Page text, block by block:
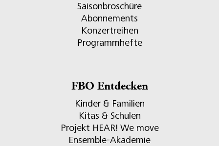
Saisonbroschüre
Abonnements
Konzertreihen
Programmhefte
FBO Entdecken
Kinder & Familien
Kitas & Schulen
Projekt HEAR! We move
Ensemble-Akademie